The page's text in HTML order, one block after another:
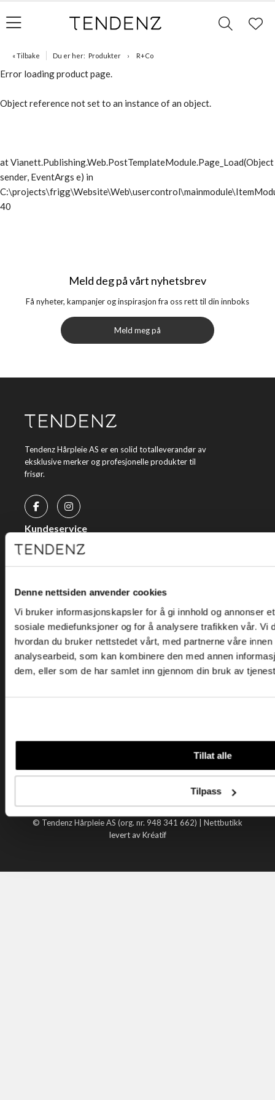
Denne nettsiden anvender cookies
Vi bruker informasjonskapsler for å gi innhold og annonser
sosiale mediefunksjoner og for å analysere trafikken vår. Vi
hvordan du bruker nettstedet vårt, med partnerne våre
analysearbeid, som kan kombinere den med annen
dem, eller som de har samlet inn gjennom din bruk av
Tillat alle
Tilpass
« Tilbake Du er her: Produkter R+Co
Error loading product page.
Object reference not set to an instance of an object.
at Vianett.Publishing.Web.PostTemplateModule.Page_Load(Object
sender, EventArgs e) in
40
Meld deg på vårt nyhetsbrev
Få nyheter, kampanjer og inspirasjon fra oss rett til din innboks
Meld meg på
Tendenz Hårpleie AS er en solid totalleverandør av
eksklusive merker og profesjonelle produkter til
frisør.
Kundeservice
Kjøpsvilkår
Personvern
Holtegata 26, 0355 Oslo
Telefon: +47 22 92 50 00
E-post: kundeservice@tendenz.net
Nyttige lenker
Datablad
Om oss
Handle hos oss
© Tendenz Hårpleie AS (org. nr. 948 341 662) | Nettbutikk
levert av Kréatif